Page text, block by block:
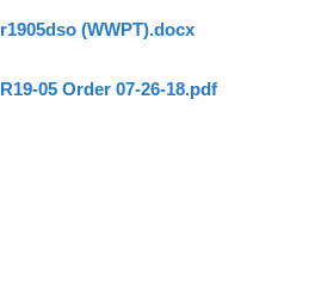
r1905dso (WWPT).docx
R19-05 Order 07-26-18.pdf